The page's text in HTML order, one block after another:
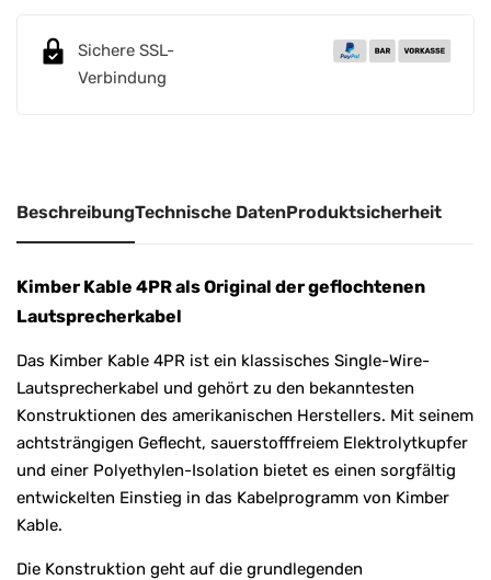
Sichere SSL-
Verbindung
BeschreibungTechnische DatenProduktsicherheit
Kimber Kable 4PR als Original der geflochtenen
Lautsprecherkabel
Das Kimber Kable 4PR ist ein klassisches Single-Wire-
Lautsprecherkabel und gehört zu den bekanntesten
Konstruktionen des amerikanischen Herstellers. Mit seinem
achtsträngigen Geflecht, sauerstofffreiem Elektrolytkupfer
und einer Polyethylen-Isolation bietet es einen sorgfältig
entwickelten Einstieg in das Kabelprogramm von Kimber
Kable.
Die Konstruktion geht auf die grundlegenden